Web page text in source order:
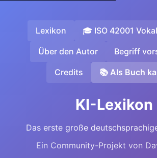
Lexikon 🎓 ISO 42001
Über den Autor Begriff
Credits 📚 Als Buch
KI-Lexikon
Das erste große
Ein Community-Projekt von